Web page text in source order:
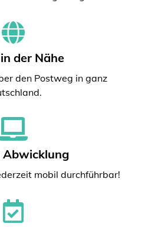
der Nähe
den Postweg in ganz
Abwicklung
mobil durchführbar!